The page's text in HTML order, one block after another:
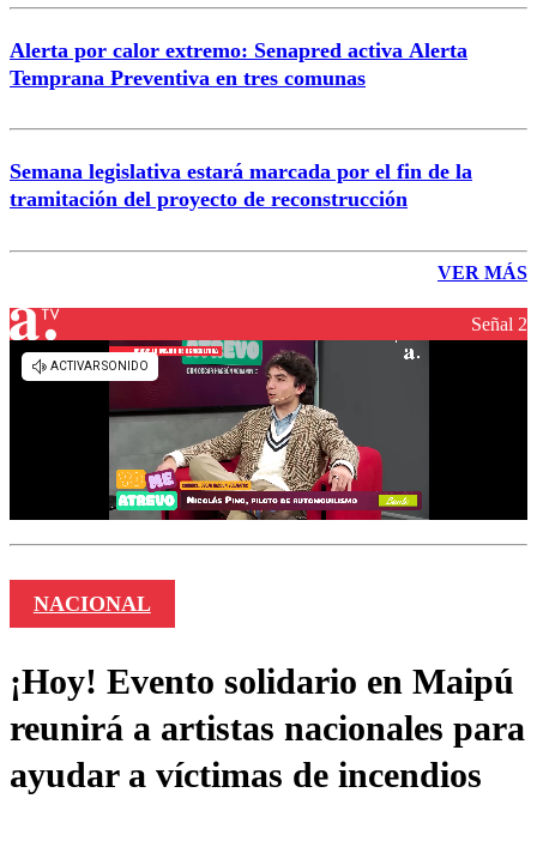
Alerta por calor extremo: Senapred activa Alerta
Temprana Preventiva en tres comunas
Semana legislativa estará marcada por el fin de la
tramitación del proyecto de reconstrucción
VER MÁS
Señal 2
NACIONAL
¡Hoy! Evento solidario en Maipú
reunirá a artistas nacionales para
ayudar a víctimas de incendios